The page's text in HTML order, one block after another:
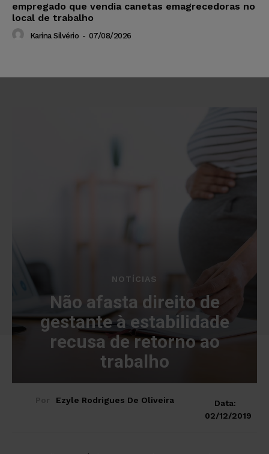
empregado que vendia canetas emagrecedoras no
local de trabalho
Karina Silvério - 07/08/2026